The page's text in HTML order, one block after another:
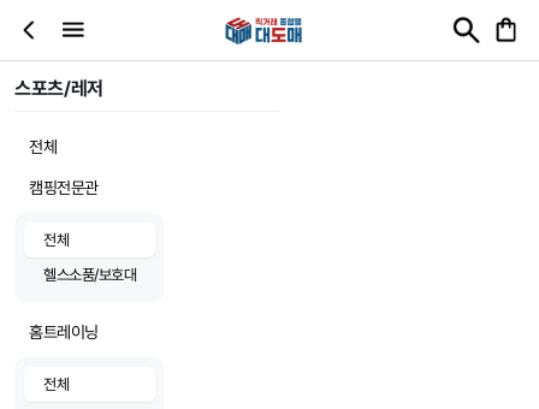
스포츠/레저
전체
캠핑전문관
전체
헬스소품/보호대
홈트레이닝
전체